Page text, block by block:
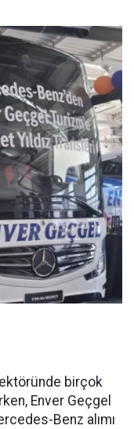
birçok
Enver Geçgel
Benz alımı